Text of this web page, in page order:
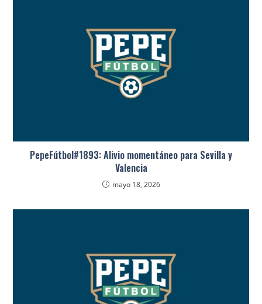
PepeFútbol#1893: Alivio momentáneo para Sevilla y
Valencia
mayo 18, 2026